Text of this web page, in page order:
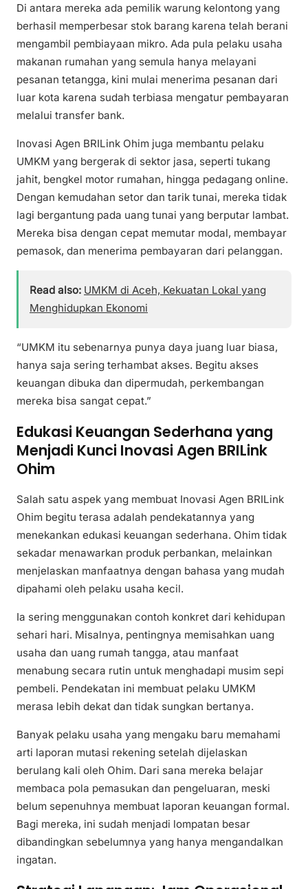
Di antara mereka ada pemilik warung kelontong yang
berhasil memperbesar stok barang karena telah berani
mengambil pembiayaan mikro. Ada pula pelaku usaha
makanan rumahan yang semula hanya melayani
pesanan tetangga, kini mulai menerima pesanan dari
luar kota karena sudah terbiasa mengatur pembayaran
melalui transfer bank.
Inovasi Agen BRILink Ohim juga membantu pelaku
UMKM yang bergerak di sektor jasa, seperti tukang
jahit, bengkel motor rumahan, hingga pedagang online.
Dengan kemudahan setor dan tarik tunai, mereka tidak
lagi bergantung pada uang tunai yang berputar lambat.
Mereka bisa dengan cepat memutar modal, membayar
pemasok, dan menerima pembayaran dari pelanggan.
Read also: UMKM di Aceh, Kekuatan Lokal yang
Menghidupkan Ekonomi
“UMKM itu sebenarnya punya daya juang luar biasa,
hanya saja sering terhambat akses. Begitu akses
keuangan dibuka dan dipermudah, perkembangan
mereka bisa sangat cepat.”
Edukasi Keuangan Sederhana yang
Menjadi Kunci Inovasi Agen BRILink
Ohim
Salah satu aspek yang membuat Inovasi Agen BRILink
Ohim begitu terasa adalah pendekatannya yang
menekankan edukasi keuangan sederhana. Ohim tidak
sekadar menawarkan produk perbankan, melainkan
menjelaskan manfaatnya dengan bahasa yang mudah
dipahami oleh pelaku usaha kecil.
Ia sering menggunakan contoh konkret dari kehidupan
sehari hari. Misalnya, pentingnya memisahkan uang
usaha dan uang rumah tangga, atau manfaat
menabung secara rutin untuk menghadapi musim sepi
pembeli. Pendekatan ini membuat pelaku UMKM
merasa lebih dekat dan tidak sungkan bertanya.
Banyak pelaku usaha yang mengaku baru memahami
arti laporan mutasi rekening setelah dijelaskan
berulang kali oleh Ohim. Dari sana mereka belajar
membaca pola pemasukan dan pengeluaran, meski
belum sepenuhnya membuat laporan keuangan formal.
Bagi mereka, ini sudah menjadi lompatan besar
dibandingkan sebelumnya yang hanya mengandalkan
ingatan.